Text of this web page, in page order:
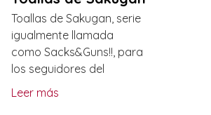
Toallas de Sakugan, serie
igualmente llamada
como Sacks&Guns!!, para
los seguidores del
Leer más